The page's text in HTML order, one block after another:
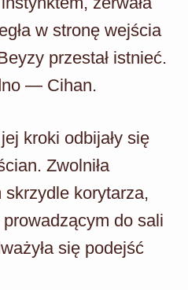
w stronę wejścia
przestał istnieć.
— Cihan.
kroki odbijały się
Zwolniła
korytarza,
do sali
się podejść